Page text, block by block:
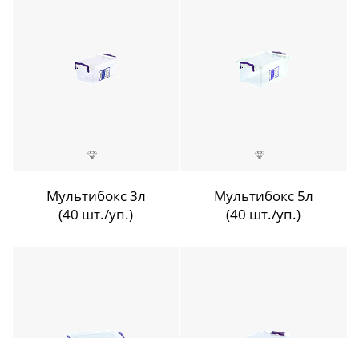
Мультибокс 3л
(40 шт./уп.)
Мультибокс 5л
(40 шт./уп.)